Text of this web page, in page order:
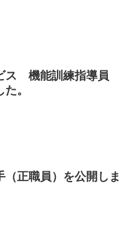
ス 機能訓練指導員
。
正職員）を公開しま